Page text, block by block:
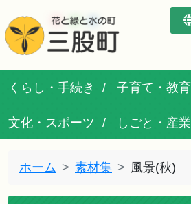
くらし・手続き 子育て・教育
文化・スポーツ しごと・産業
ホーム 素材集 風景(秋)